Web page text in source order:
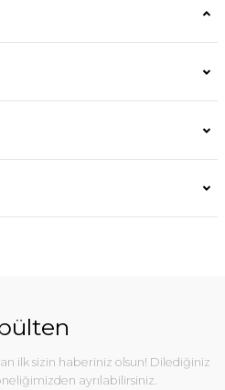
ilk sizin haberiniz olsun! Dilediğiniz
ayrılabilirsiniz.